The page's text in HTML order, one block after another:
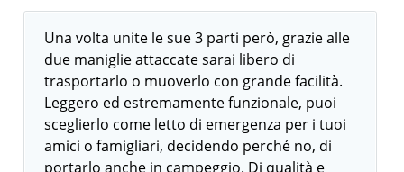
Una volta unite le sue 3 parti però, grazie alle
due maniglie attaccate sarai libero di
trasportarlo o muoverlo con grande facilità.
Leggero ed estremamente funzionale, puoi
sceglierlo come letto di emergenza per i tuoi
amici o famigliari, decidendo perché no, di
portarlo anche in campeggio. Di qualità e